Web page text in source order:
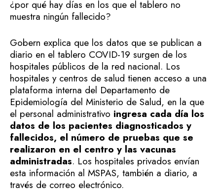
¿por qué hay días en los que el tablero no
muestra ningún fallecido?
Gobern explica que los datos que se publican a
diario en el tablero COVID-19 surgen de los
hospitales públicos de la red nacional. Los
hospitales y centros de salud tienen acceso a una
plataforma interna del Departamento de
Epidemiología del Ministerio de Salud, en la que
el personal administrativo ingresa cada día los
datos de los pacientes diagnosticados y
fallecidos, el número de pruebas que se
realizaron en el centro y las vacunas
administradas. Los hospitales privados envían
esta información al MSPAS, también a diario, a
través de correo electrónico.